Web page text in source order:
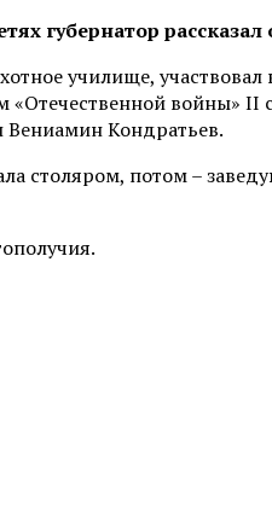
губернатор
училище,
войны» II
Вениамин Кондратьев.
столяром, потом –